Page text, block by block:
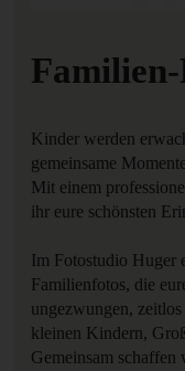
Kinder werden
gemeinsame
Mit einem
ihr eure schönsten
Im Fotostudio Huger
Familienfotos, die
ungezwungen,
kleinen Kindern,
Gemeinsam